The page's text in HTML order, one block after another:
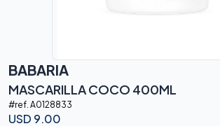
BABARIA
MASCARILLA COCO 400ML
#ref. A0128833
USD 9.00